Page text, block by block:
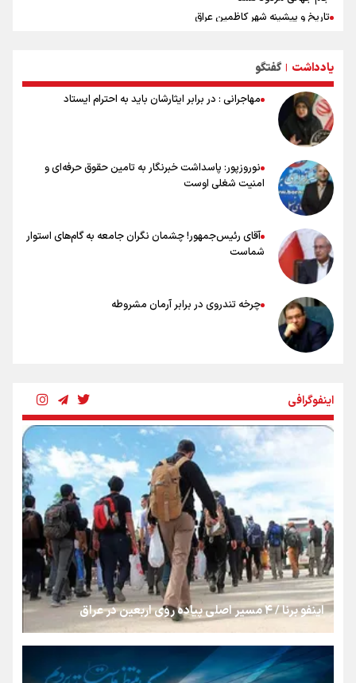
تاریخ و پیشینه شهر کاظمین عراق
تاریخچه حرم عسکرین (ع) در سامرا
مکان های زیارتی و مقدس شهر کربلا
اهمیت پیاده‌روی اربعین در کلام علما
در روز اربعین بر کاروان اسرای کربلا چه گذشت؟
یادداشت | گفتگو
مهاجرانی : در برابر ایثارشان باید به احترام ایستاد
نوروزپور: پاسداشت خبرنگار به تامین حقوق حرفه‌ای و
امنیت شغلی اوست
آقای رئیس‌جمهور! چشمان نگران جامعه به گام‌های استوار
شماست
چرخه تندروی در برابر آرمان مشروطه
«هورامان»؛ میراثی که جهان را شیفته کرد
شکستگیِ بزرگ؛ روایتِ یک استخوان، یک نسل، یک توهم!
رسانه ملی و حق مردم برای شنیدن صدای رئیس‌جمهوری
روایت ایران از کنار مردم
اینفوگرافی
اینفو برنا / ۴ مسیر اصلی پیاده روی اربعین در عراق